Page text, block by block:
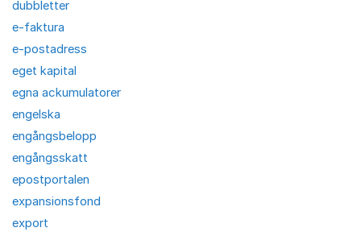
dubbletter
e-faktura
e-postadress
eget kapital
egna ackumulatorer
engelska
engångsbelopp
engångsskatt
epostportalen
expansionsfond
export